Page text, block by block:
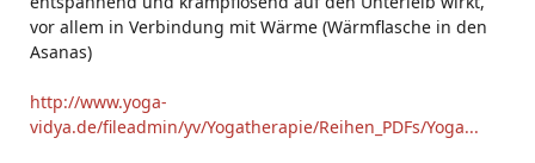
vor allem in Verbindung mit Wärme (Wärmflasche in den
Asanas)
http://www.yoga-
vidya.de/fileadmin/yv/Yogatherapie/Reihen_PDFs/Yoga...